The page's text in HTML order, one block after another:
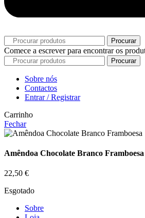
Procurar
Comece a escrever para encontrar os
Procurar
Sobre nós
Contactos
Entrar / Registrar
Carrinho
Fechar
Amêndoa Chocolate Branco Framboesa
22,50 €
Esgotado
Sobre